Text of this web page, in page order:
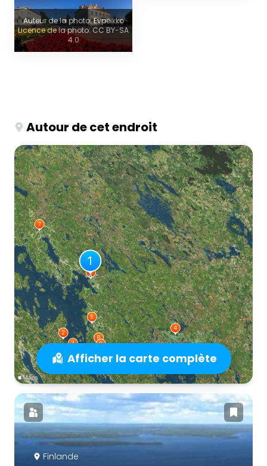
Auteur de la photo: Evpeikko
Licence de la photo: CC BY-SA
4.0
Autour de cet endroit
Afficher la carte complète
Finlande